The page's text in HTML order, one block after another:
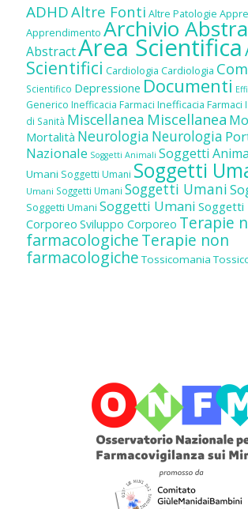
ADHDAltre Fonti Altre Patologie
Apprendimento Archivio
AbstractArea Scientifica
Scientifici Cardiologia Cardiologia
Scientifico Depressione Documenti
Generico Inefficacia Farmaci Inefficacia Farmaci
di Sanità Miscellanea Miscellanea
Mortalità Neurologia Neurologia
Nazionale Soggetti Animali Soggetti
Umani Soggetti Umani Soggetti
Umani Soggetti Umani Soggetti Umani
Soggetti Umani Soggetti Umani Soggetti
Corporeo Sviluppo Corporeo Terapie
farmacologicheTerapie non
farmacologiche Tossicomania